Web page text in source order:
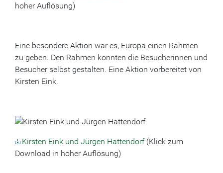
hoher Auflösung)
Eine besondere Aktion war es, Europa einen Rahmen
zu geben. Den Rahmen konnten die Besucherinnen und
Besucher selbst gestalten. Eine Aktion vorbereitet von
Kirsten Eink.
Kirsten Eink und Jürgen Hattendorf(Klick zum
Download in hoher Auflösung)